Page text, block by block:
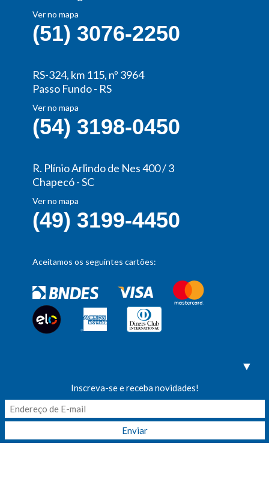
Ver no mapa
(51) 3076-2250
RS-324, km 115, nº 3964
Passo Fundo - RS
Ver no mapa
(54) 3198-0450
R. Plínio Arlindo de Nes 400 / 3
Chapecó - SC
Ver no mapa
(49) 3199-4450
Aceitamos os seguintes cartões:
▼
Inscreva-se e receba novidades!